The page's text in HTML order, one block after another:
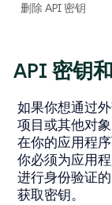
删除 API 密钥
API 密钥
如果你想通过
项目或其他对
在你的应用程
你必须为应用
进行身份验证
获取密钥。